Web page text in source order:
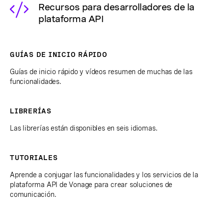
Recursos para desarrolladores de la
plataforma API
GUÍAS DE INICIO RÁPIDO
Guías de inicio rápido y vídeos resumen de muchas de las
funcionalidades.
LIBRERÍAS
Las librerías están disponibles en seis idiomas.
TUTORIALES
Aprende a conjugar las funcionalidades y los servicios de la
plataforma API de Vonage para crear soluciones de
comunicación.